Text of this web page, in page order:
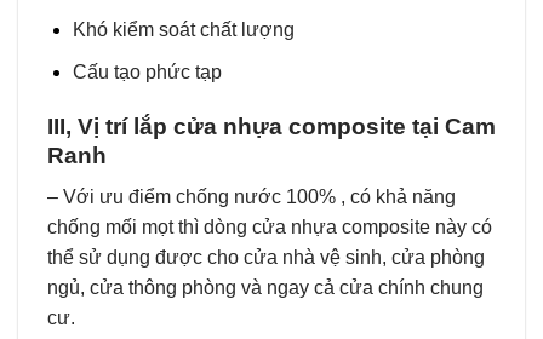
Khó kiểm soát chất lượng
Cấu tạo phức tạp
III, Vị trí lắp cửa nhựa composite tại Cam
Ranh
– Với ưu điểm chống nước 100% , có khả năng
chống mối mọt thì dòng cửa nhựa composite này có
thể sử dụng được cho cửa nhà vệ sinh, cửa phòng
ngủ, cửa thông phòng và ngay cả cửa chính chung
cư.